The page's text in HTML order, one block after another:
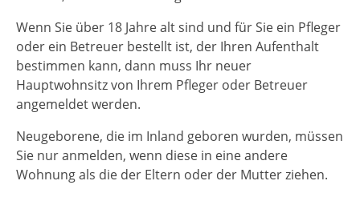
Wenn Sie über 18 Jahre alt sind und für Sie ein Pfleger
oder ein Betreuer bestellt ist, der Ihren Aufenthalt
bestimmen kann, dann muss Ihr neuer
Hauptwohnsitz von Ihrem Pfleger oder Betreuer
angemeldet werden.
Neugeborene, die im Inland geboren wurden, müssen
Sie nur anmelden, wenn diese in eine andere
Wohnung als die der Eltern oder der Mutter ziehen.